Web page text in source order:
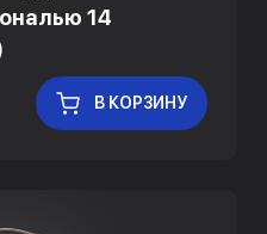
14
В КОРЗИНУ